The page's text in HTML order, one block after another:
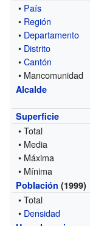
• País
• Región
• Departamento
• Distrito
•Cantón
• Mancomunidad
Alcalde
Superficie
• Total
• Media
• Máxima
• Mínima
Población (1999)
• Total
• Densidad